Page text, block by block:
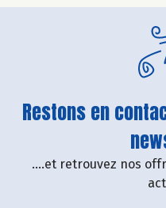
Restons en
....et retrouvez nos